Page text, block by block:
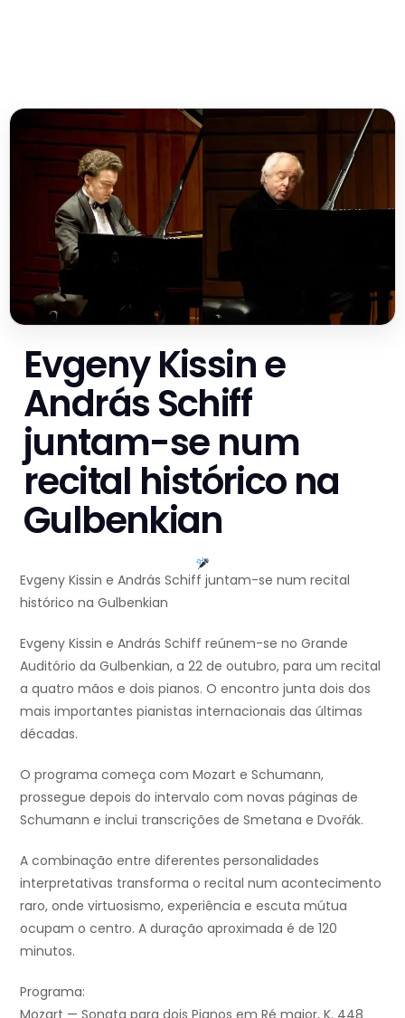
Evgeny Kissin e
András Schiff
juntam-se num
recital histórico na
Gulbenkian
Evgeny Kissin e András Schiff juntam-se num recital
histórico na Gulbenkian
Evgeny Kissin e András Schiff reúnem-se no Grande
Auditório da Gulbenkian, a 22 de outubro, para um recital
a quatro mãos e dois pianos. O encontro junta dois dos
mais importantes pianistas internacionais das últimas
décadas.
O programa começa com Mozart e Schumann,
prossegue depois do intervalo com novas páginas de
Schumann e inclui transcrições de Smetana e Dvořák.
A combinação entre diferentes personalidades
interpretativas transforma o recital num acontecimento
raro, onde virtuosismo, experiência e escuta mútua
ocupam o centro. A duração aproximada é de 120
minutos.
Programa: